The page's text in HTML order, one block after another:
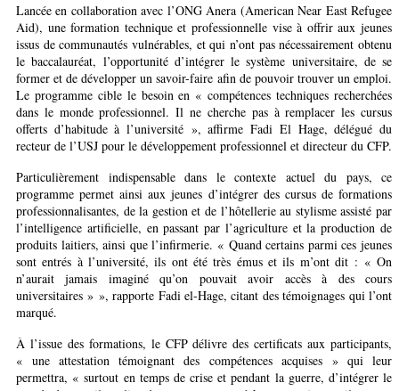
Lancée en collaboration avec l’ONG Anera (American Near East Refugee
Aid), une formation technique et professionnelle vise à offrir aux jeunes
issus de communautés vulnérables, et qui n’ont pas nécessairement obtenu
le baccalauréat, l’opportunité d’intégrer le système universitaire, de se
former et de développer un savoir-faire afin de pouvoir trouver un emploi.
Le programme cible le besoin en « compétences techniques recherchées
dans le monde professionnel. Il ne cherche pas à remplacer les cursus
offerts d’habitude à l’université », affirme Fadi El Hage, délégué du
recteur de l’USJ pour le développement professionnel et directeur du CFP.
Particulièrement indispensable dans le contexte actuel du pays, ce
programme permet ainsi aux jeunes d’intégrer des cursus de formations
professionnalisantes, de la gestion et de l’hôtellerie au stylisme assisté par
l’intelligence artificielle, en passant par l’agriculture et la production de
produits laitiers, ainsi que l’infirmerie. « Quand certains parmi ces jeunes
sont entrés à l’université, ils ont été très émus et ils m’ont dit : « On
n’aurait jamais imaginé qu’on pouvait avoir accès à des cours
universitaires » », rapporte Fadi el-Hage, citant des témoignages qui l’ont
marqué.
À l’issue des formations, le CFP délivre des certificats aux participants,
« une attestation témoignant des compétences acquises » qui leur
permettra, « surtout en temps de crise et pendant la guerre, d’intégrer le